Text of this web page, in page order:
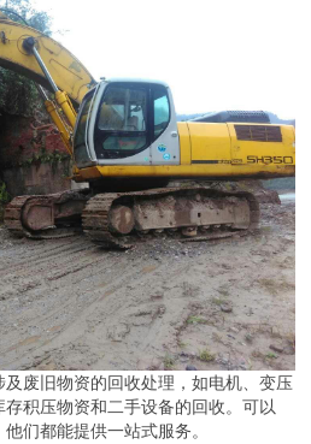
废旧物资的回收处理，如电机、变压
积压物资和二手设备的回收。可以
们都能提供一站式服务。